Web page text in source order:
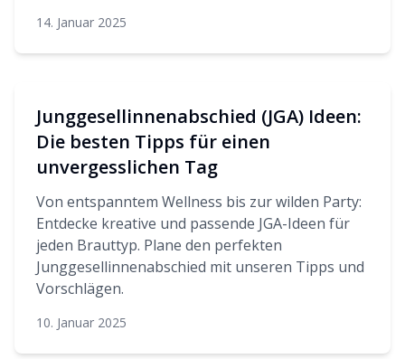
14. Januar 2025
Junggesellinnenabschied (JGA) Ideen:
Die besten Tipps für einen
unvergesslichen Tag
Von entspanntem Wellness bis zur wilden Party:
Entdecke kreative und passende JGA-Ideen für
jeden Brauttyp. Plane den perfekten
Junggesellinnenabschied mit unseren Tipps und
Vorschlägen.
10. Januar 2025